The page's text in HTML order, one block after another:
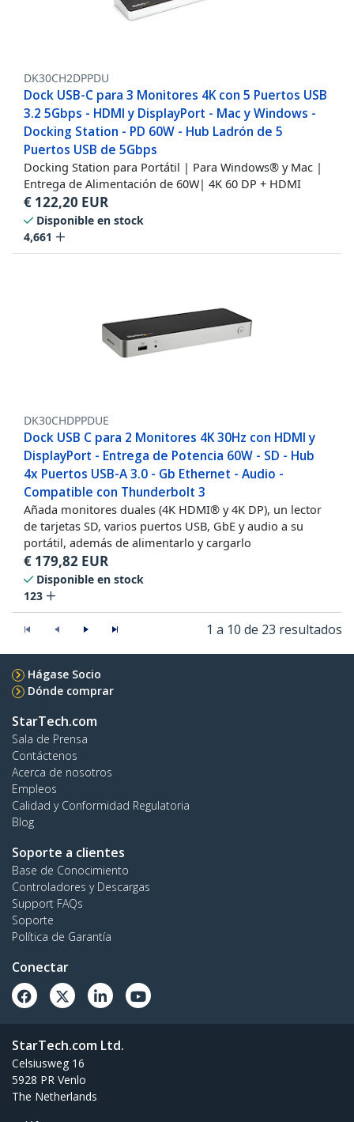
DK30CH2DPPDU
Dock USB-C para 3 Monitores 4K con 5 Puertos USB
3.2 5Gbps - HDMI y DisplayPort - Mac y Windows -
Docking Station - PD 60W - Hub Ladrón de 5
Puertos USB de 5Gbps
Docking Station para Portátil | Para Windows® y Mac |
Entrega de Alimentación de 60W| 4K 60 DP + HDMI
€ 122,20 EUR
Disponible en stock
4,661
DK30CHDPPDUE
Dock USB C para 2 Monitores 4K 30Hz con HDMI y
DisplayPort - Entrega de Potencia 60W - SD - Hub
4x Puertos USB-A 3.0 - Gb Ethernet - Audio -
Compatible con Thunderbolt 3
Añada monitores duales (4K HDMI® y 4K DP), un lector
de tarjetas SD, varios puertos USB, GbE y audio a su
portátil, además de alimentarlo y cargarlo
€ 179,82 EUR
Disponible en stock
123
1 a 10 de 23 resultados
Hágase Socio
Dónde comprar
StarTech.com
Sala de Prensa
Contáctenos
Acerca de nosotros
Empleos
Calidad y Conformidad Regulatoria
Blog
Soporte a clientes
Base de Conocimiento
Controladores y Descargas
Support FAQs
Soporte
Política de Garantía
Conectar
StarTech.com Ltd.
Celsiusweg 16
5928 PR Venlo
The Netherlands